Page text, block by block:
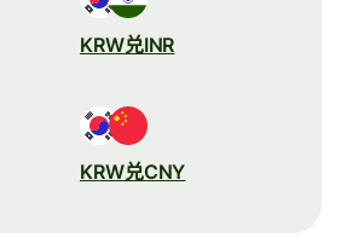
KRW兑INR
KRW兑CNY